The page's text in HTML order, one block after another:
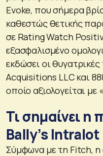
Evoke, που σήμερα
καθεστώς θετικής
σε Rating Watch
εξασφαλισμένο
εκδώσει οι θυγατρικές
Acquisitions LLC και
οποίο αξιολογείται με
Τι σημαίνει η
Bally’s Intralot
Σύμφωνα με τη Fitch,